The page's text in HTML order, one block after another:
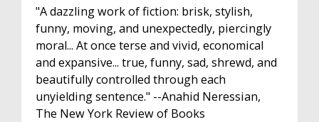
"A dazzling work of fiction: brisk, stylish,
funny, moving, and unexpectedly, piercingly
moral... At once terse and vivid, economical
and expansive... true, funny, sad, shrewd, and
beautifully controlled through each
unyielding sentence." --Anahid Neressian,
The New York Review of Books